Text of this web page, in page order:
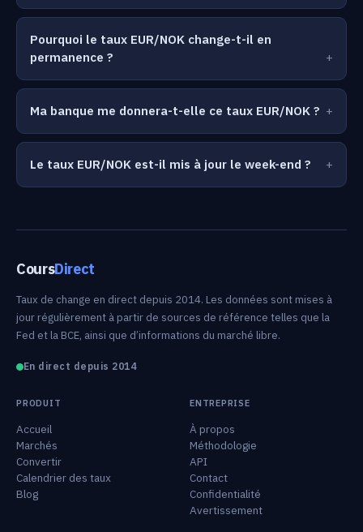
Pourquoi le taux EUR/NOK change-t-il en
permanence ?
Ma banque me donnera-t-elle ce taux EUR/NOK ?
Le taux EUR/NOK est-il mis à jour le week-end ?
CoursDirect
Taux de change en direct depuis 2014. Les données sont mises à
jour régulièrement à partir de sources de référence telles que la
Fed et la BCE, ainsi que d’informations du marché libre.
En direct depuis 2014
PRODUIT
Accueil
Marchés
Convertir
Calendrier des taux
Blog
ENTREPRISE
À propos
Méthodologie
API
Contact
Confidentialité
Avertissement